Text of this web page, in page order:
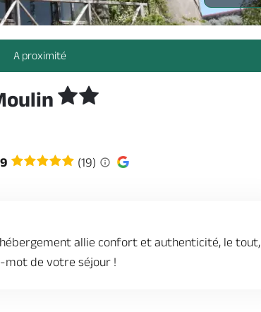
A proximité
(19)
allie confort et authenticité, le tout,
mot de votre séjour !